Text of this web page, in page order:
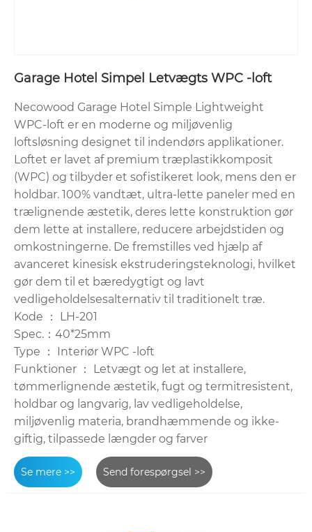
Garage Hotel Simpel Letvægts WPC -loft
Necowood Garage Hotel Simple Lightweight
WPC-loft er en moderne og miljøvenlig
loftsløsning designet til indendørs applikationer.
Loftet er lavet af premium træplastikkomposit
(WPC) og tilbyder et sofistikeret look, mens den er
holdbar. 100% vandtæt, ultra-lette paneler med en
trælignende æstetik, deres lette konstruktion gør
dem lette at installere, reducere arbejdstiden og
omkostningerne. De fremstilles ved hjælp af
avanceret kinesisk ekstruderingsteknologi, hvilket
gør dem til et bæredygtigt og lavt
vedligeholdelsesalternativ til traditionelt træ.
Kode ： LH-201
Spec.：40*25mm
Type ： Interiør WPC -loft
Funktioner ： Letvægt og let at installere,
tømmerlignende æstetik, fugt og termitresistent,
holdbar og langvarig, lav vedligeholdelse,
miljøvenlig materia, brandhæmmende og ikke-
giftig, tilpassede længder og farver
Se mere >> Send forespørgsel >>